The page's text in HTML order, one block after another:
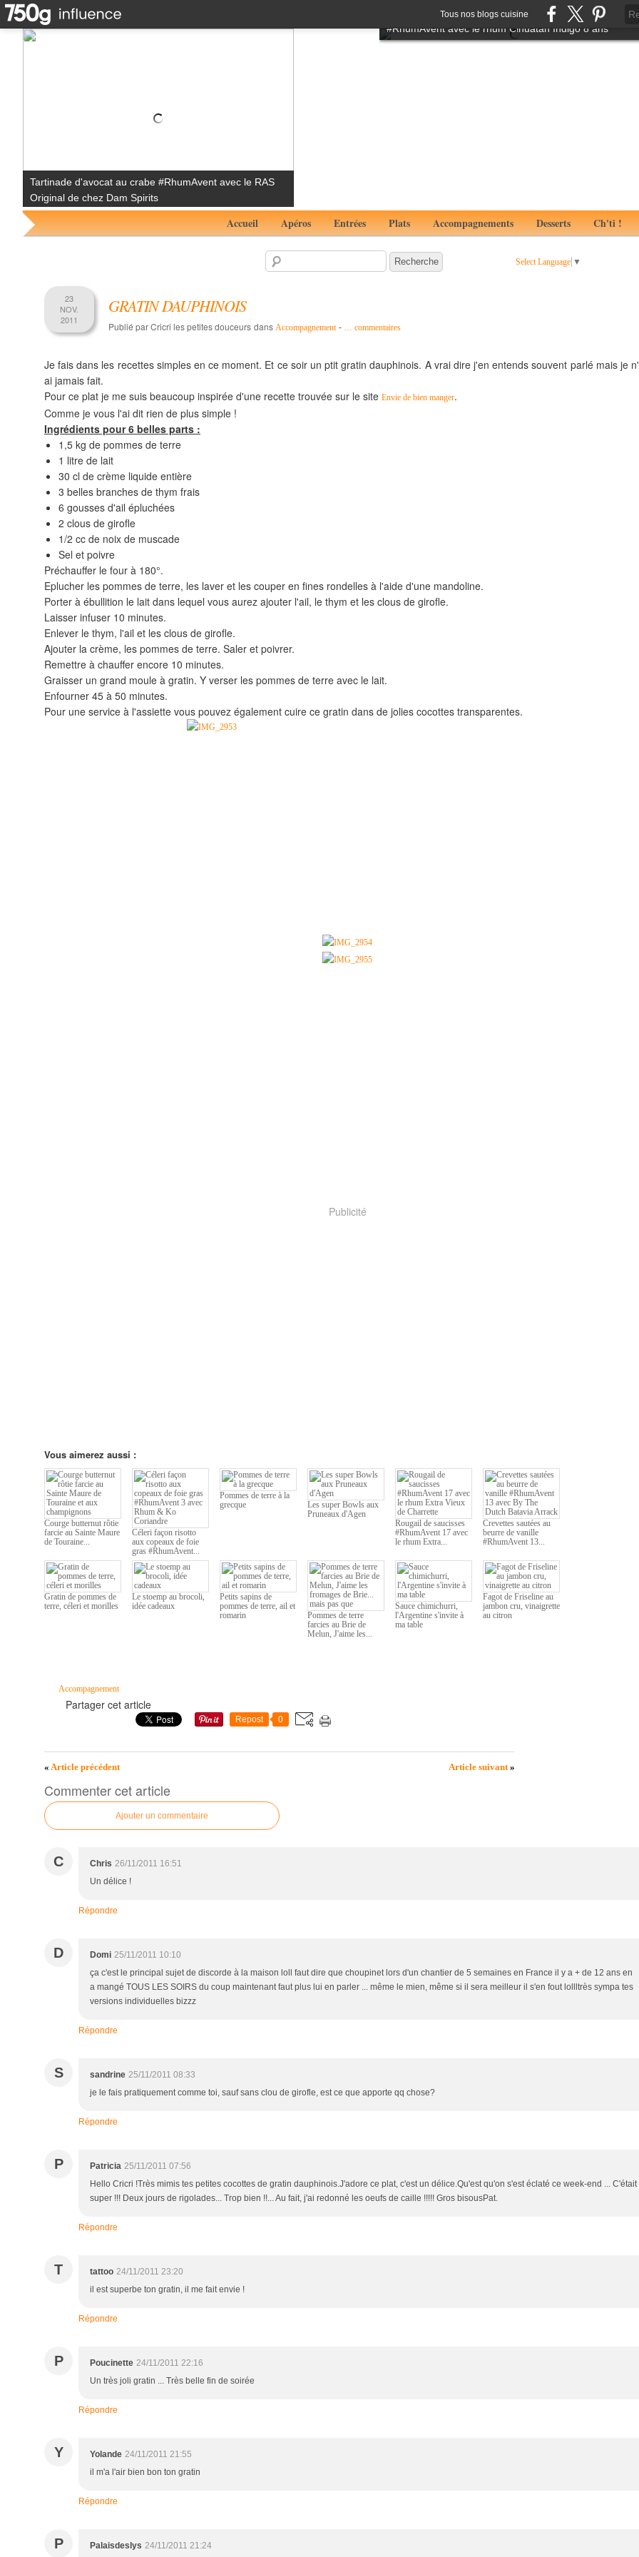
Tous nos blogs cuisine
Cocktail Noël Blanc #RhumAvent avec le Rhum Aluna
Coconut
Tartare de boeuf à l'italienne aux notes de truffes
#RhumAvent avec le rhum Cihuatan Indigo 8 ans
Accueil Apéros Entrées Plats Accompagnements Desserts Ch'ti !
Select Language ▼
23
NOV.
2011
GRATIN DAUPHINOIS
Publié par Cricri les petites douceurs dans Accompagnement - … commentaires
Je fais dans les recettes simples en ce moment. Et ce soir un ptit gratin dauphinois. A vrai dire j'en entends souvent parlé mais je
ai jamais fait.
Pour ce plat je me suis beaucoup inspirée d'une recette trouvée sur le site Envie de bien manger.
Comme je vous l'ai dit rien de plus simple !
Ingrédients pour 6 belles parts :
1,5 kg de pommes de terre
1 litre de lait
30 cl de crème liquide entière
3 belles branches de thym frais
6 gousses d'ail épluchées
2 clous de girofle
1/2 cc de noix de muscade
Sel et poivre
Préchauffer le four à 180°.
Eplucher les pommes de terre, les laver et les couper en fines rondelles à l'aide d'une mandoline.
Porter à ébullition le lait dans lequel vous aurez ajouter l'ail, le thym et les clous de girofle.
Laisser infuser 10 minutes.
Enlever le thym, l'ail et les clous de girofle.
Ajouter la crème, les pommes de terre. Saler et poivrer.
Remettre à chauffer encore 10 minutes.
Graisser un grand moule à gratin. Y verser les pommes de terre avec le lait.
Enfourner 45 à 50 minutes.
Pour une service à l'assiette vous pouvez également cuire ce gratin dans de jolies cocottes transparentes.
Publicité
Vous aimerez aussi :
Courge butternut rôtie
farcie au Sainte Maure
de Touraine...
Céleri façon risotto
aux copeaux de foie
gras #RhumAvent...
Pommes de terre à la
grecque
Les super Bowls aux
Pruneaux d'Agen
Rougail de saucisses
#RhumAvent 17 avec
le rhum Extra...
Crevettes sautées au
beurre de vanille
#RhumAvent 13...
Gratin de pommes de
terre, céleri et morilles
Le stoemp au brocoli,
idée cadeaux
Petits sapins de
pommes de terre, ail et
romarin
Pommes de terre
farcies au Brie de
Melun, J'aime les...
Sauce chimichurri,
l'Argentine s'invite à
ma table
Fagot de Friseline au
jambon cru, vinaigrette
au citron
Accompagnement
Partager cet article
Repost 0
« Article précédent Article suivant»
Commenter cet article
Ajouter un commentaire
C Chris 26/11/2011 16:51
Un délice !
Répondre
D Domi 25/11/2011 10:10
ça c'est le principal sujet de discorde à la maison loll faut dire que choupinet lors d'un chantier de 5 semaines en France il y a + de 12 ans en
a mangé TOUS LES SOIRS du coup maintenant faut plus lui en parler ... même le mien, même si il sera meilleur il s'en fout lollltrès sympa tes
versions individuelles bizzz
Répondre
S sandrine 25/11/2011 08:33
je le fais pratiquement comme toi, sauf sans clou de girofle, est ce que apporte qq chose?
Répondre
P Patricia 25/11/2011 07:56
Hello Cricri !Très mimis tes petites cocottes de gratin dauphinois.J'adore ce plat, c'est un délice.Qu'est qu'on s'est éclaté ce week-end ... C'était
super !!! Deux jours de rigolades... Trop bien !!... Au fait, j'ai redonné les oeufs de caille !!!!! Gros bisousPat.
Répondre
T tattoo 24/11/2011 23:20
il est superbe ton gratin, il me fait envie !
Répondre
P Poucinette 24/11/2011 22:16
Un très joli gratin ... Très belle fin de soirée
Répondre
Y Yolande 24/11/2011 21:55
il m'a l'air bien bon ton gratin
Répondre
P Palaisdeslys 24/11/2011 21:24